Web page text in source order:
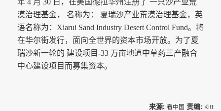
漠治理基金， 名称为： 夏瑞沙产业荒漠治理基金，英
语名称为：Xiarui Sand Industry Desert Control Fund。将
在华尔街发行，面向全世界的资本市场开放。为了夏
瑞沙新一轮的 建设项目-33 万亩地道中草药三产融合
中心建设项目而募集资本。
来源: 看中国 责编: Kitt